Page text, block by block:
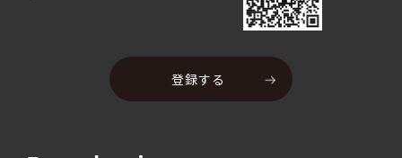
登録する